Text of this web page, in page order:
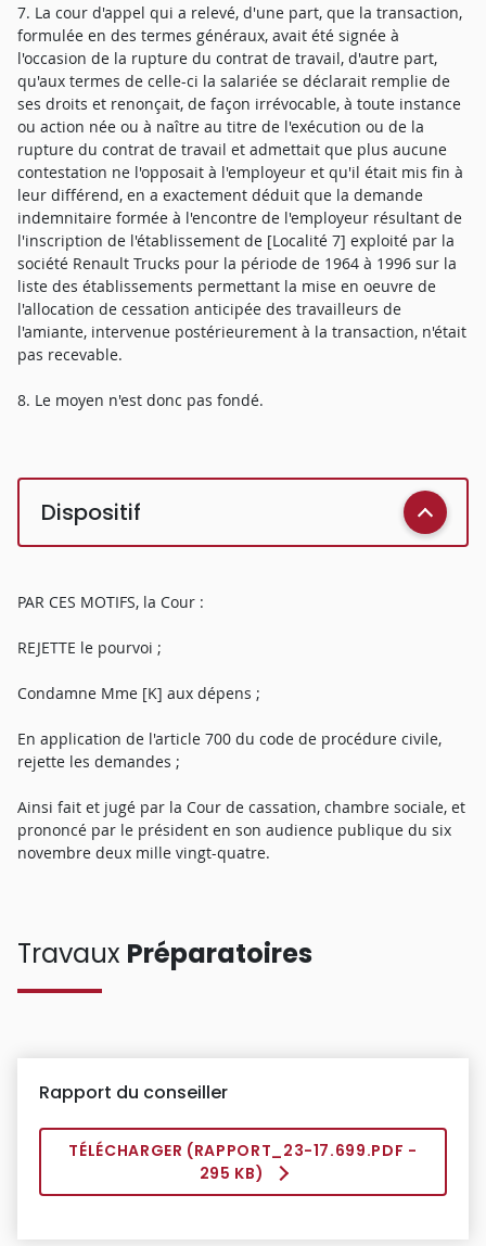
7. La cour d'appel qui a relevé, d'une part, que la transaction,
formulée en des termes généraux, avait été signée à
l'occasion de la rupture du contrat de travail, d'autre part,
qu'aux termes de celle-ci la salariée se déclarait remplie de
ses droits et renonçait, de façon irrévocable, à toute instance
ou action née ou à naître au titre de l'exécution ou de la
rupture du contrat de travail et admettait que plus aucune
contestation ne l'opposait à l'employeur et qu'il était mis fin à
leur différend, en a exactement déduit que la demande
indemnitaire formée à l'encontre de l'employeur résultant de
l'inscription de l'établissement de [Localité 7] exploité par la
société Renault Trucks pour la période de 1964 à 1996 sur la
liste des établissements permettant la mise en oeuvre de
l'allocation de cessation anticipée des travailleurs de
l'amiante, intervenue postérieurement à la transaction, n'était
pas recevable.
8. Le moyen n'est donc pas fondé.
Dispositif
PAR CES MOTIFS, la Cour :
REJETTE le pourvoi ;
Condamne Mme [K] aux dépens ;
En application de l'article 700 du code de procédure civile,
rejette les demandes ;
Ainsi fait et jugé par la Cour de cassation, chambre sociale, et
prononcé par le président en son audience publique du six
novembre deux mille vingt-quatre.
Travaux Préparatoires
Rapport du conseiller
TÉLÉCHARGER (RAPPORT_23-17.699.PDF -
295 KB)